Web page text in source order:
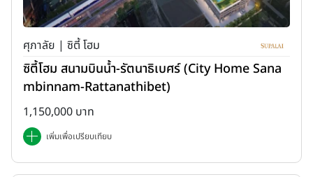
ศุภาลัย | ซิตี้ โฮม
ซิตี้โฮม สนามบินน้ำ-รัตนาธิเบศร์ (City Home Sana
mbinnam-Rattanathibet)
1,150,000 บาท
เพิ่มเพื่อเปรียบเทียบ